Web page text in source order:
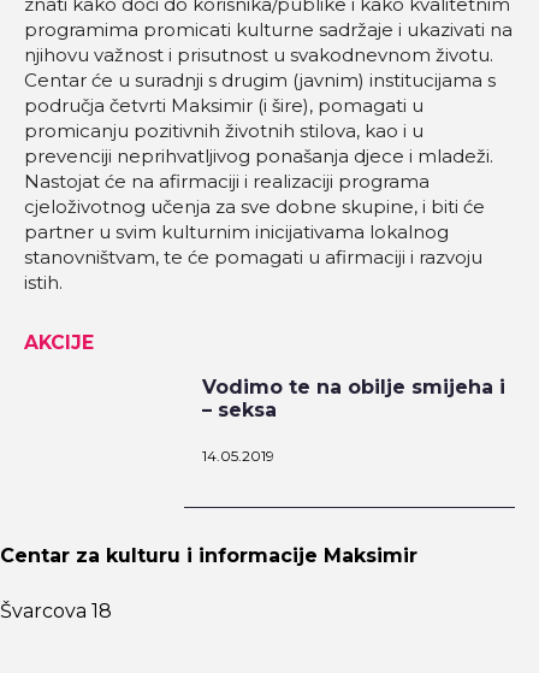
programima promicati kulturne sadržaje i ukazivati na
njihovu važnost i prisutnost u svakodnevnom životu.
Centar će u suradnji s drugim (javnim) institucijama s
područja četvrti Maksimir (i šire), pomagati u
promicanju pozitivnih životnih stilova, kao i u
prevenciji neprihvatljivog ponašanja djece i mladeži.
Nastojat će na afirmaciji i realizaciji programa
cjeloživotnog učenja za sve dobne skupine, i biti će
partner u svim kulturnim inicijativama lokalnog
stanovništvam, te će pomagati u afirmaciji i razvoju
istih.
AKCIJE
Vodimo te na obilje smijeha i
– seksa
14.05.2019
Centar za kulturu i informacije Maksimir
Švarcova 18